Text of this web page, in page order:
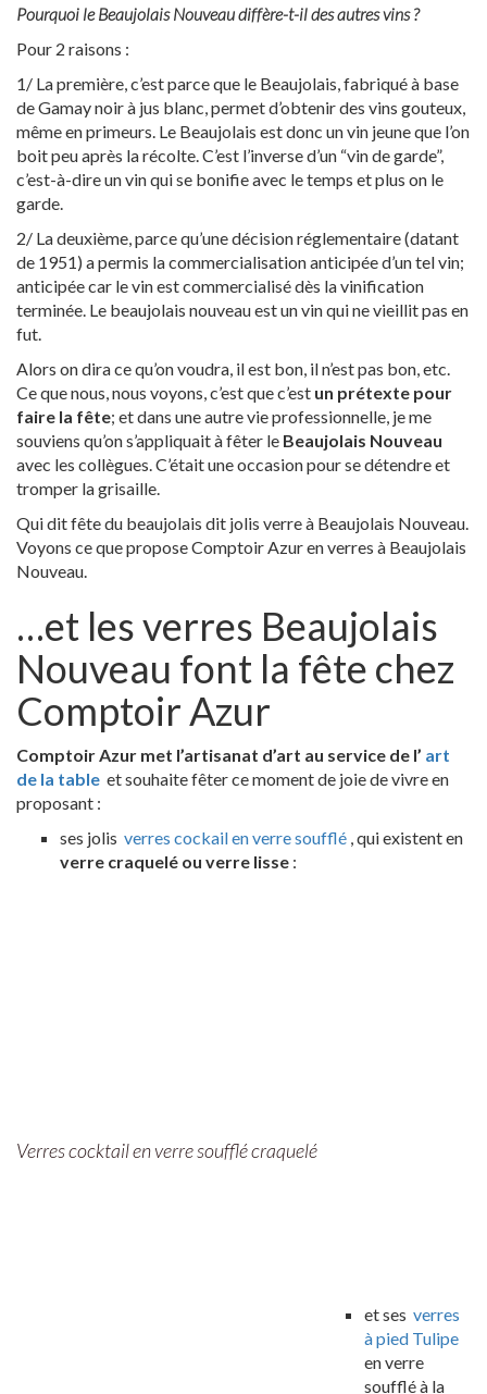
Pourquoi le Beaujolais Nouveau diffère-t-il des autres vins ?
Pour 2 raisons :
1/ La première, c’est parce que le Beaujolais, fabriqué à base
de Gamay noir à jus blanc, permet d’obtenir des vins gouteux,
même en primeurs. Le Beaujolais est donc un vin jeune que l’on
boit peu après la récolte. C’est l’inverse d’un “vin de garde”,
c’est-à-dire un vin qui se bonifie avec le temps et plus on le
garde.
2/ La deuxième, parce qu’une décision réglementaire (datant
de 1951) a permis la commercialisation anticipée d’un tel vin;
anticipée car le vin est commercialisé dès la vinification
terminée. Le beaujolais nouveau est un vin qui ne vieillit pas en
fut.
Alors on dira ce qu’on voudra, il est bon, il n’est pas bon, etc.
Ce que nous, nous voyons, c’est que c’est un prétexte pour
faire la fête; et dans une autre vie professionnelle, je me
souviens qu’on s’appliquait à fêter le Beaujolais Nouveau
avec les collègues. C’était une occasion pour se détendre et
tromper la grisaille.
Qui dit fête du beaujolais dit jolis verre à Beaujolais Nouveau.
Voyons ce que propose Comptoir Azur en verres à Beaujolais
Nouveau.
…et les verres Beaujolais
Nouveau font la fête chez
Comptoir Azur
Comptoir Azur met l’artisanat d’art au service de l’ art
de la table et souhaite fêter ce moment de joie de vivre en
proposant :
ses jolis verres cockail en verre soufflé , qui existent en
verre craquelé ou verre lisse :
Verres cocktail en verre soufflé craquelé
et ses verres
à pied Tulipe
en verre
soufflé à la